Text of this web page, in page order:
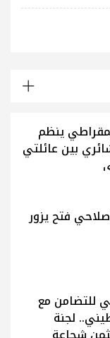
ينظم
بين عائلتي
فتح يزور
للتضامن مع
لجنة